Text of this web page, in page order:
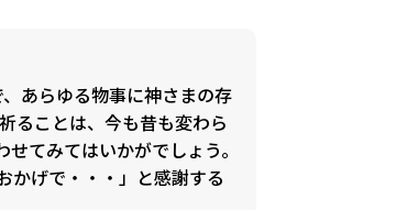
あらゆる物事に神さまの存
ることは、今も昔も変わら
てみてはいかがでしょう。
かげで・・・」と感謝する